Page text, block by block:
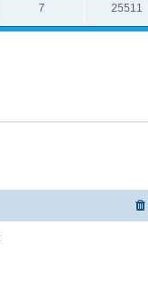
7 25511